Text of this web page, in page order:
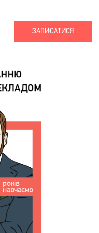
ЗАПИСАТИСЯ